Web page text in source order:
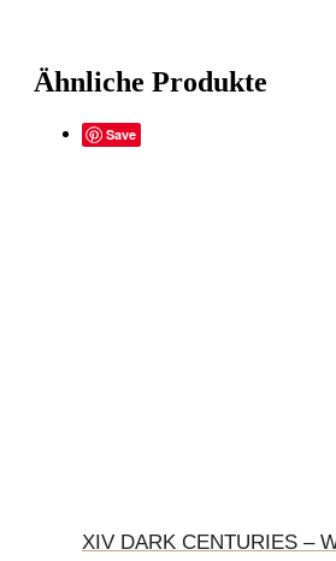
Ähnliche Produkte
Save
XIV DARK CENTURIES –